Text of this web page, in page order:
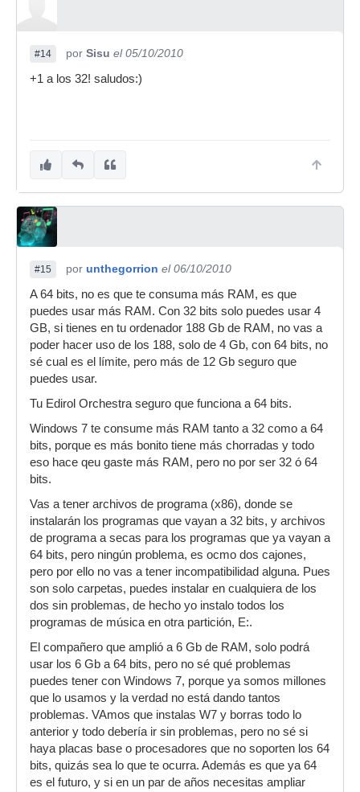
#14 por Sisu el 05/10/2010
+1 a los 32! saludos:)
#15 por unthegorrion el 06/10/2010
A 64 bits, no es que te consuma más RAM, es que
puedes usar más RAM. Con 32 bits solo puedes usar 4
GB, si tienes en tu ordenador 188 Gb de RAM, no vas a
poder hacer uso de los 188, solo de 4 Gb, con 64 bits, no
sé cual es el límite, pero más de 12 Gb seguro que
puedes usar.
Tu Edirol Orchestra seguro que funciona a 64 bits.
Windows 7 te consume más RAM tanto a 32 como a 64
bits, porque es más bonito tiene más chorradas y todo
eso hace qeu gaste más RAM, pero no por ser 32 ó 64
bits.
Vas a tener archivos de programa (x86), donde se
instalarán los programas que vayan a 32 bits, y archivos
de programa a secas para los programas que ya vayan a
64 bits, pero ningún problema, es ocmo dos cajones,
pero por ello no vas a tener incompatibilidad alguna. Pues
son solo carpetas, puedes instalar en cualquiera de los
dos sin problemas, de hecho yo instalo todos los
programas de música en otra partición, E:.
El compañero que amplió a 6 Gb de RAM, solo podrá
usar los 6 Gb a 64 bits, pero no sé qué problemas
puedes tener con Windows 7, porque ya somos millones
que lo usamos y la verdad no está dando tantos
problemas. VAmos que instalas W7 y borras todo lo
anterior y todo debería ir sin problemas, pero no sé si
haya placas base o procesadores que no soporten los 64
bits, quizás sea lo que te ocurra. Además es que ya 64
es el futuro, y si en un par de años necesitas ampliar